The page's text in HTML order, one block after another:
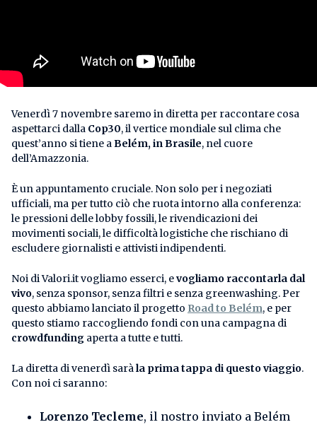
Venerdì 7 novembre saremo in diretta per raccontare cosa
aspettarci dalla Cop30, il vertice mondiale sul clima che
quest’anno si tiene aBelém, in Brasile, nel cuore
dell’Amazzonia.
È un appuntamento cruciale. Non solo per i negoziati
ufficiali, ma per tutto ciò che ruota intorno alla conferenza:
le pressioni delle lobby fossili, le rivendicazioni dei
movimenti sociali, le difficoltà logistiche che rischiano di
escludere giornalisti e attivisti indipendenti.
Noi di Valori.it vogliamo esserci, evogliamo raccontarla dal
vivo, senza sponsor, senza filtri e senza greenwashing. Per
questo abbiamo lanciato il progetto Road to Belém, e per
questo stiamo raccogliendo fondi con una campagna di
crowdfunding aperta a tutte e tutti.
La diretta di venerdì saràla prima tappa di questo viaggio.
Con noi ci saranno:
Lorenzo Tecleme, il nostro inviato a Belém